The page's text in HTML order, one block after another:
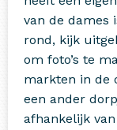
van de dames
rond, kijk
om foto’s te
markten in de
een ander
afhankelijk